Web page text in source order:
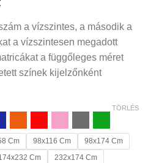
Ártartomány:
4990 Ft
-
44900 Ft
a vízszintes, a második a
a vízszintesen megadott
a függőleges méret
színek kijelzőnként
Cm 98x116 Cm
98x174 Cm
Cm
232x174 Cm
TÖRLÉS